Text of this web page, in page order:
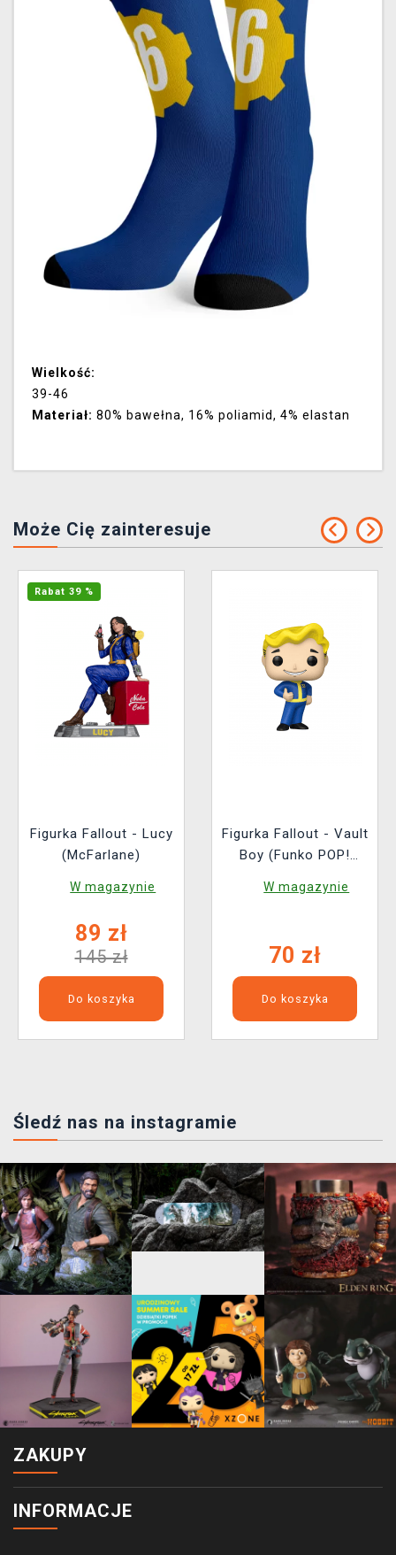
Wielkość:
39-46
Materiał: 80% bawełna, 16% poliamid, 4% elastan
Może Cię zainteresuje
Rabat 39 %
Figurka Fallout - Lucy
(McFarlane)
W magazynie
89 zł
145 zł
Do koszyka
Figurka Fallout - Vault
Boy (Funko POP!
W magazynie
70 zł
Do koszyka
Śledź nas na instagramie
ZAKUPY
INFORMACJE